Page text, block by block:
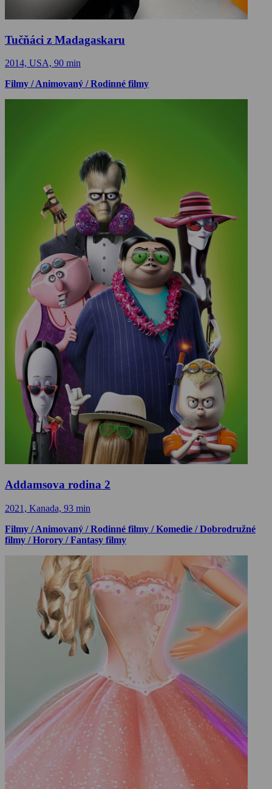
Tučňáci z Madagaskaru
2014, USA, 90 min
Filmy / Animovaný / Rodinné filmy
Addamsova rodina 2
2021, Kanada, 93 min
Filmy / Animovaný / Rodinné filmy / Komedie / Dobrodružné
filmy / Horory / Fantasy filmy